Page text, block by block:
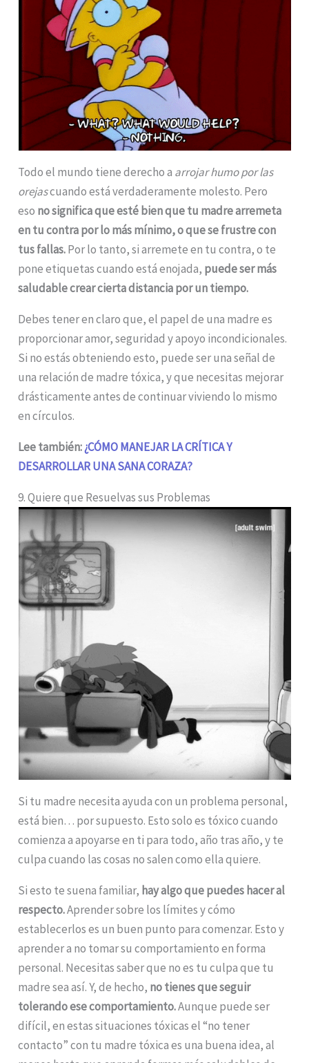
Todo el mundo tiene derecho a arrojar humo por las
orejascuando está verdaderamente molesto. Pero
eso no significa que esté bien que tu madre arremeta
en tu contra por lo más mínimo, o que se frustre con
tus fallas.Por lo tanto, si arremete en tu contra, o te
pone etiquetas cuando está enojada, puede ser más
saludable crear cierta distancia por un tiempo.
Debes tener en claro que, el papel de una madre es
proporcionar amor, seguridad y apoyo incondicionales.
Si no estás obteniendo esto, puede ser una señal de
una relación de madre tóxica, y que necesitas mejorar
drásticamente antes de continuar viviendo lo mismo
en círculos.
Lee también:¿CÓMO MANEJAR LA CRÍTICA Y
DESARROLLAR UNA SANA CORAZA?
9. Quiere que Resuelvas sus Problemas
Si tu madre necesita ayuda con un problema personal,
está bien… por supuesto. Esto solo es tóxico cuando
comienza a apoyarse en ti para todo, año tras año, y te
culpa cuando las cosas no salen como ella quiere.
Si esto te suena familiar, hay algo que puedes hacer al
respecto.Aprender sobre los límites y cómo
establecerlos es un buen punto para comenzar. Esto y
aprender a no tomar su comportamiento en forma
personal. Necesitas saber que no es tu culpa que tu
madre sea así. Y, de hecho, no tienes que seguir
tolerando ese comportamiento.Aunque puede ser
difícil, en estas situaciones tóxicas el “no tener
contacto” con tu madre tóxica es una buena idea, al